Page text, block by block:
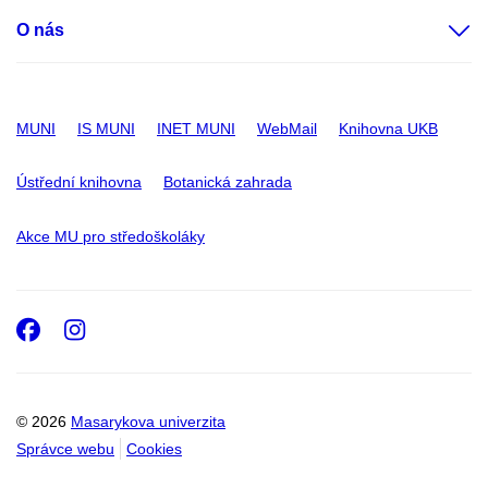
O nás
MUNI IS MUNI INET MUNI WebMail Knihovna UKB
Ústřední knihovna Botanická zahrada
Akce MU pro středoškoláky
© 2026 Masarykova univerzita
Správce webu
Cookies
Facebook
Instagram